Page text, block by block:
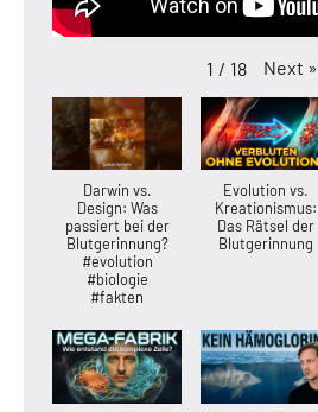
1 / 18 Next »
Darwin vs.
Design: Was
passiert bei der
Blutgerinnung?
#evolution
#biologie
#fakten
Evolution vs.
Kreationismus:
Das Rätsel der
Blutgerinnung